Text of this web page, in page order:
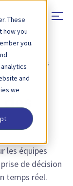
These
how you
you.
and
we
les équipes
de décision
temps réel.